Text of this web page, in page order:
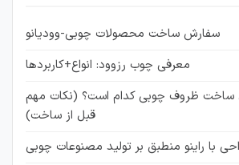
سفارش ساخت محصولات چوبی-وودیانو
معرفی چوب رزوود: انواع+کاربردها
ساخت ظروف چوبی کدام است؟ (نکات مهم
قبل از ساخت)
با راینو منطبق بر تولید مصنوعات چوبی